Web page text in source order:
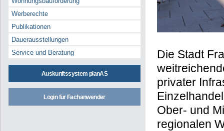
Werberechte
Publikationen
Dauerausstellungen
Service und Beratung
Auskunftssystem planAS
Login für Fachanwender
Die Stadt
privater
Ober- und
regionalen